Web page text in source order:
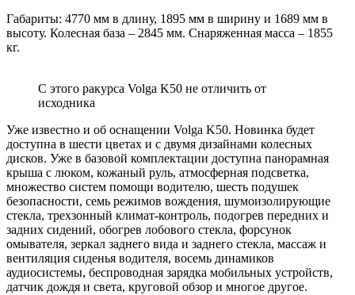
Габариты: 4770 мм в длину, 1895 мм в ширину и 1689 мм в
высоту. Колесная база – 2845 мм. Снаряженная масса – 1855
кг.
С этого ракурса Volga K50 не отличить от
исходника
Уже известно и об оснащении Volga K50. Новинка будет
доступна в шести цветах и с двумя дизайнами колесных
дисков. Уже в базовой комплектации доступна панорамная
крыша с люком, кожаный руль, атмосферная подсветка,
множество систем помощи водителю, шесть подушек
безопасности, семь режимов вождения, шумоизолирующие
стекла, трехзонный климат-контроль, подогрев передних и
задних сидений, обогрев лобового стекла, форсунок
омывателя, зеркал заднего вида и заднего стекла, массаж и
вентиляция сиденья водителя, восемь динамиков
аудиосистемы, беспроводная зарядка мобильных устройств,
датчик дождя и света, круговой обзор и многое другое.